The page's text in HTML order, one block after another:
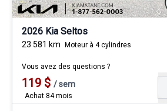
2026 Kia Seltos
23 581 km Moteur à 4 cylindres
Vous avez des questions ?
119 $ /sem
Achat 84 mois